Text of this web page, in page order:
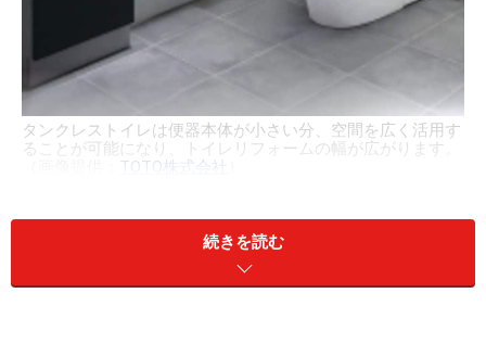
タンクレストイレは便器本体が小さい分、空間を広く活用す
ることが可能になり、トイレリフォームの幅が広がります。
TOTO株式会社
続きを読む